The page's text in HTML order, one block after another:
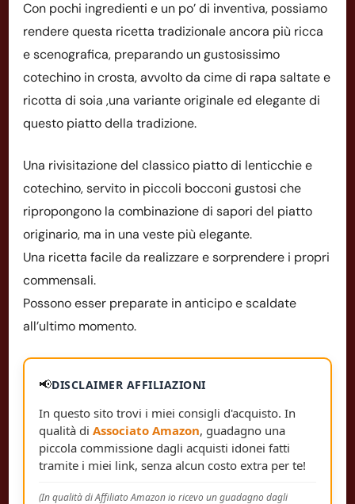
Con pochi ingredienti e un po’ di inventiva, possiamo
rendere questa ricetta tradizionale ancora più ricca
e scenografica, preparando un gustosissimo
cotechino in crosta, avvolto da cime di rapa saltate e
ricotta di soia ,una variante originale ed elegante di
questo piatto della tradizione.
Una rivisitazione del classico piatto di lenticchie e
cotechino, servito in piccoli bocconi gustosi che
ripropongono la combinazione di sapori del piatto
originario, ma in una veste più elegante.
Una ricetta facile da realizzare e sorprendere i propri
commensali.
Possono esser preparate in anticipo e scaldate
all’ultimo momento.
📢DISCLAIMER AFFILIAZIONI
In questo sito trovi i miei consigli d'acquisto. In
qualità di Associato Amazon, guadagno una
piccola commissione dagli acquisti idonei fatti
tramite i miei link, senza alcun costo extra per te!
(In qualità di Affiliato Amazon io ricevo un guadagno dagli